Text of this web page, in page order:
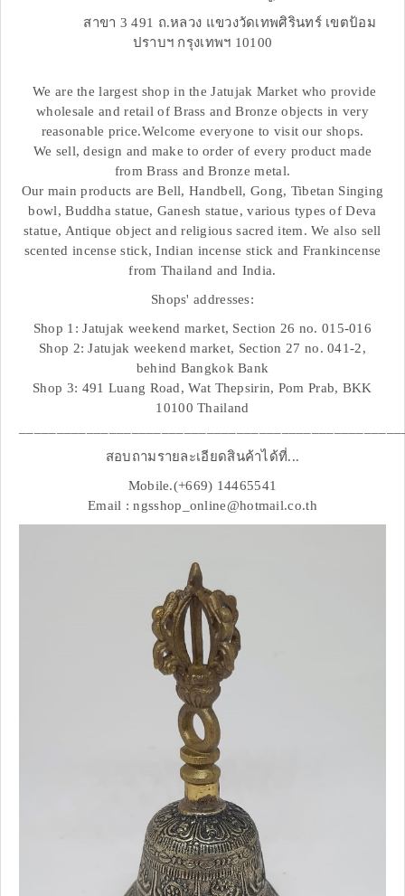
สาขา 3 491 ถ.หลวง แขวงวัดเทพศิรินทร์ เขตป้อม
ปราบฯ กรุงเทพฯ 10100
We are the largest shop in the Jatujak Market who provide
wholesale and retail of Brass and Bronze objects in very
reasonable price.Welcome everyone to visit our shops.
We sell, design and make to order of every product made
from Brass and Bronze metal.
Our main products are Bell, Handbell, Gong, Tibetan Singing
bowl, Buddha statue, Ganesh statue, various types of Deva
statue, Antique object and religious sacred item. We also sell
scented incense stick, Indian incense stick and Frankincense
from Thailand and India.
Shops' addresses:
Shop 1: Jatujak weekend market, Section 26 no. 015-016
Shop 2: Jatujak weekend market, Section 27 no. 041-2,
behind Bangkok Bank
Shop 3: 491 Luang Road, Wat Thepsirin, Pom Prab, BKK
10100 Thailand
สอบถามรายละเอียดสินค้าได้ที่...
Mobile.(+669) 14465541
Email : ngsshop_online@hotmail.co.th